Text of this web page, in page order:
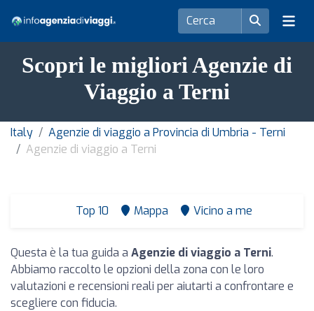
Scopri le migliori Agenzie di
Viaggio a Terni
Italy
Agenzie di viaggio a Provincia di Umbria - Terni
Agenzie di viaggio a Terni
Top 10 Mappa Vicino a me
Questa è la tua guida a Agenzie di viaggio a Terni.
Abbiamo raccolto le opzioni della zona con le loro
valutazioni e recensioni reali per aiutarti a confrontare e
scegliere con fiducia.